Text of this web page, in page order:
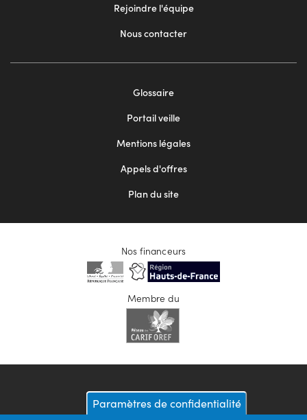
Rejoindre l'équipe
Nous contacter
Glossaire
Portail veille
Mentions légales
Appels d'offres
Plan du site
Nos financeurs
Membre du
Paramètres de confidentialité